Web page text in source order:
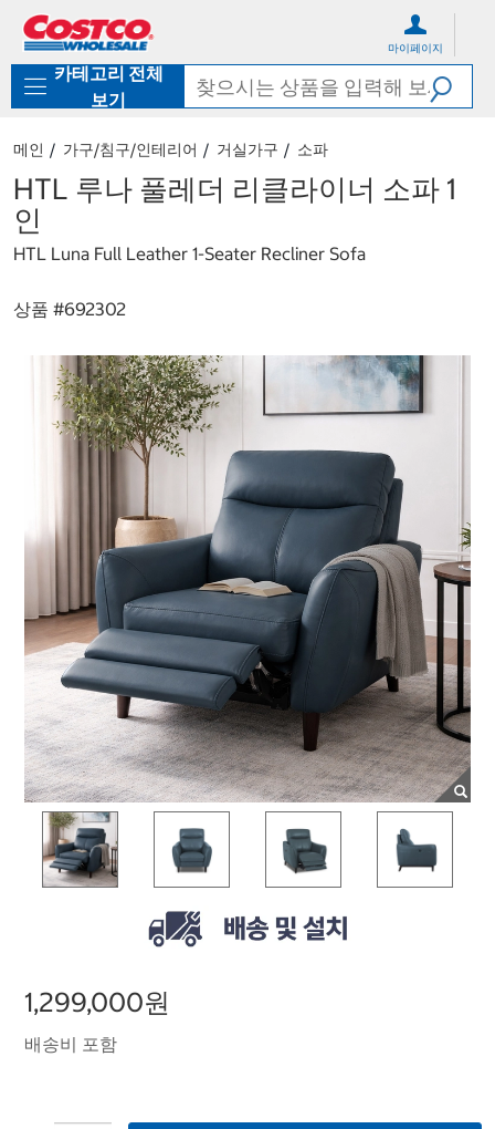
로
기
가
마이페이지
카테고리 전체
보기
메인 가구/침구/인테리어 거실가구 소파
HTL 루나 풀레더 리클라이너 소파 1
인
HTL Luna Full Leather 1-Seater Recliner Sofa
상품 #692302
1,299,000원
배송비 포함